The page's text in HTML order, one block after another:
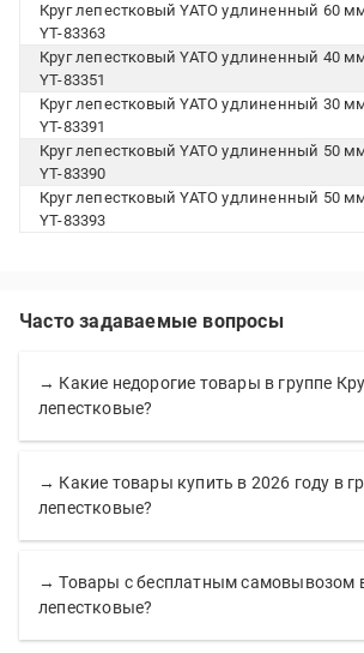
Круг лепестковый YATO удлиненный 60
YT-83363
Круг лепестковый YATO удлиненный 40
YT-83351
Круг лепестковый YATO удлиненный 30
YT-83391
Круг лепестковый YATO удлиненный 50
YT-83390
Круг лепестковый YATO удлиненный 50
YT-83393
Часто задаваемые вопросы
→ Какие недорогие товары в группе
лепестковые?
→ Какие товары купить в 2026 году в
лепестковые?
→ Товары с бесплатным самовывозом в
лепестковые?